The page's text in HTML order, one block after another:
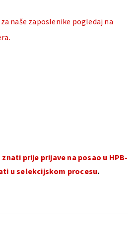
naše zaposlenike pogledaj na
prije prijave na posao u HPB-
u selekcijskom procesu.